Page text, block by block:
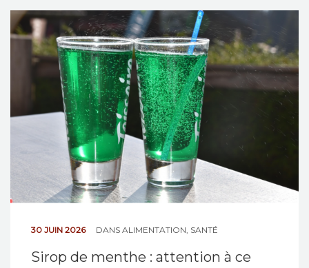
30 JUIN 2026 DANS ALIMENTATION, SANTÉ
Sirop de menthe : attention à ce